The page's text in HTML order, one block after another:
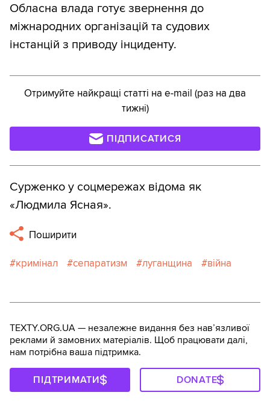
Обласна влада готує звернення до
міжнародних організацій та судових
інстанцій з приводу інциденту.
Отримуйте найкращі статті на e-mail (раз на два
тижні)
ПІДПИСАТИСЯ
Сурженко у соцмережах відома як
«Людмила Ясная».
Поширити
кримінал сепаратизм луганщина війна
TEXTY.ORG.UA — незалежне видання без навʼязливої
реклами й замовних матеріалів. Щоб працювати далі,
нам потрібна ваша підтримка.
ПІДТРИМАТИ DONATE